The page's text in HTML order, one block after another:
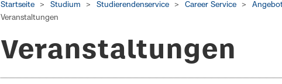
Startseite Studium Studierendenservice Career Service
Veranstaltungen
Veranstaltungen